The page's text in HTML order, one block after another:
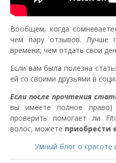
Вообщем, когда
чем пару отзывов. Лучше
времени, чем отдать свои
Если вам была полезна
ей со своими друзьями в
Если после прочтения
вы имеете полное право)
проверить помогает ли
волос, можете приобрести
Умный блог о красоте